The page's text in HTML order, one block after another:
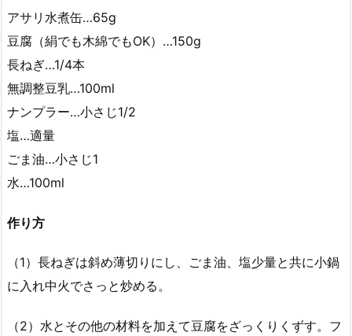
アサリ水煮缶…65g
豆腐（絹でも木綿でもOK）…150g
長ねぎ…1/4本
無調整豆乳…100ml
ナンプラー…小さじ1/2
塩…適量
ごま油…小さじ1
水…100ml
作り方
（1）長ねぎは斜め薄切りにし、ごま油、塩少量と共に小鍋
に入れ中火でさっと炒める。
（2）水とその他の材料を加えて豆腐をざっくりくずす。フ